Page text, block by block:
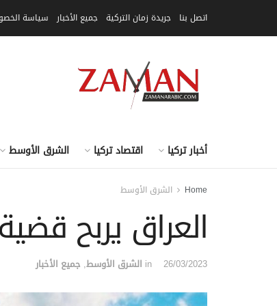
اتصل بنا جريدة زمان التركية جميع الأخبار سياسة
أخبار تركيا اقتصاد تركيا الشرق الأوسط
Home الشرق الأوسط
العراق يربح
26/03/2023
in الشرق الأوسط, جميع الأخبار